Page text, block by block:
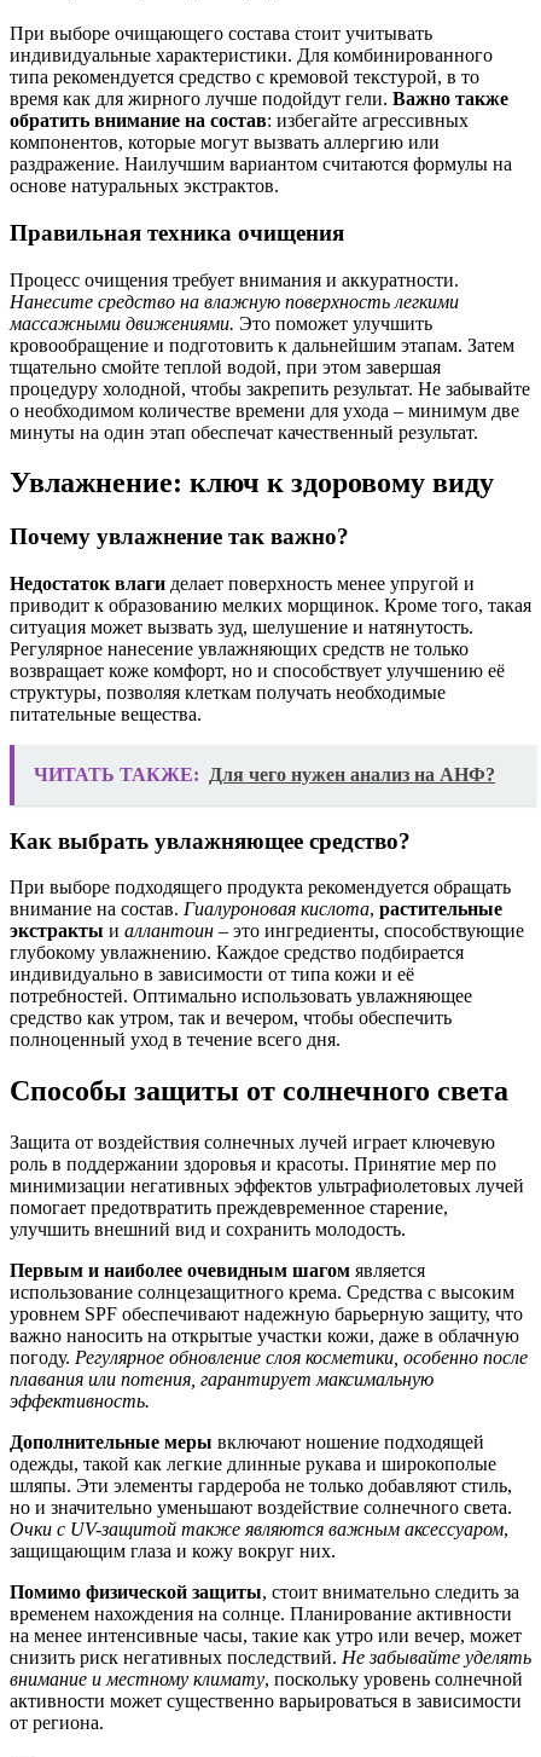
При выборе очищающего состава стоит учитывать
индивидуальные характеристики. Для комбинированного
типа рекомендуется средство с кремовой текстурой, в то
время как для жирного лучше подойдут гели. Важно также
обратить внимание на состав: избегайте агрессивных
компонентов, которые могут вызвать аллергию или
раздражение. Наилучшим вариантом считаются формулы на
основе натуральных экстрактов.
Правильная техника очищения
Процесс очищения требует внимания и аккуратности.
Нанесите средство на влажную поверхность легкими
массажными движениями. Это поможет улучшить
кровообращение и подготовить к дальнейшим этапам. Затем
тщательно смойте теплой водой, при этом завершая
процедуру холодной, чтобы закрепить результат. Не забывайте
о необходимом количестве времени для ухода – минимум две
минуты на один этап обеспечат качественный результат.
Увлажнение: ключ к здоровому виду
Почему увлажнение так важно?
Недостаток влаги делает поверхность менее упругой и
приводит к образованию мелких морщинок. Кроме того, такая
ситуация может вызвать зуд, шелушение и натянутость.
Регулярное нанесение увлажняющих средств не только
возвращает коже комфорт, но и способствует улучшению её
структуры, позволяя клеткам получать необходимые
питательные вещества.
ЧИТАТЬ ТАКЖЕ: Для чего нужен анализ на АНФ?
Как выбрать увлажняющее средство?
При выборе подходящего продукта рекомендуется обращать
внимание на состав. Гиалуроновая кислота, растительные
экстракты и аллантоин – это ингредиенты, способствующие
глубокому увлажнению. Каждое средство подбирается
индивидуально в зависимости от типа кожи и её
потребностей. Оптимально использовать увлажняющее
средство как утром, так и вечером, чтобы обеспечить
полноценный уход в течение всего дня.
Способы защиты от солнечного света
Защита от воздействия солнечных лучей играет ключевую
роль в поддержании здоровья и красоты. Принятие мер по
минимизации негативных эффектов ультрафиолетовых лучей
помогает предотвратить преждевременное старение,
улучшить внешний вид и сохранить молодость.
Первым и наиболее очевидным шагом является
использование солнцезащитного крема. Средства с высоким
уровнем SPF обеспечивают надежную барьерную защиту, что
важно наносить на открытые участки кожи, даже в облачную
погоду. Регулярное обновление слоя косметики, особенно после
плавания или потения, гарантирует максимальную
эффективность.
Дополнительные меры включают ношение подходящей
одежды, такой как легкие длинные рукава и широкополые
шляпы. Эти элементы гардероба не только добавляют стиль,
но и значительно уменьшают воздействие солнечного света.
Очки с UV-защитой также являются важным аксессуаром,
защищающим глаза и кожу вокруг них.
Помимо физической защиты, стоит внимательно следить за
временем нахождения на солнце. Планирование активности
на менее интенсивные часы, такие как утро или вечер, может
снизить риск негативных последствий. Не забывайте уделять
внимание и местному климату, поскольку уровень солнечной
активности может существенно варьироваться в зависимости
от региона.